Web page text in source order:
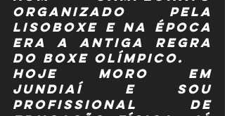
organizado pela
Lisoboxe e na época
era a antiga regra
do boxe olímpico.
Hoje moro em
Jundiaí e sou
Profissional de